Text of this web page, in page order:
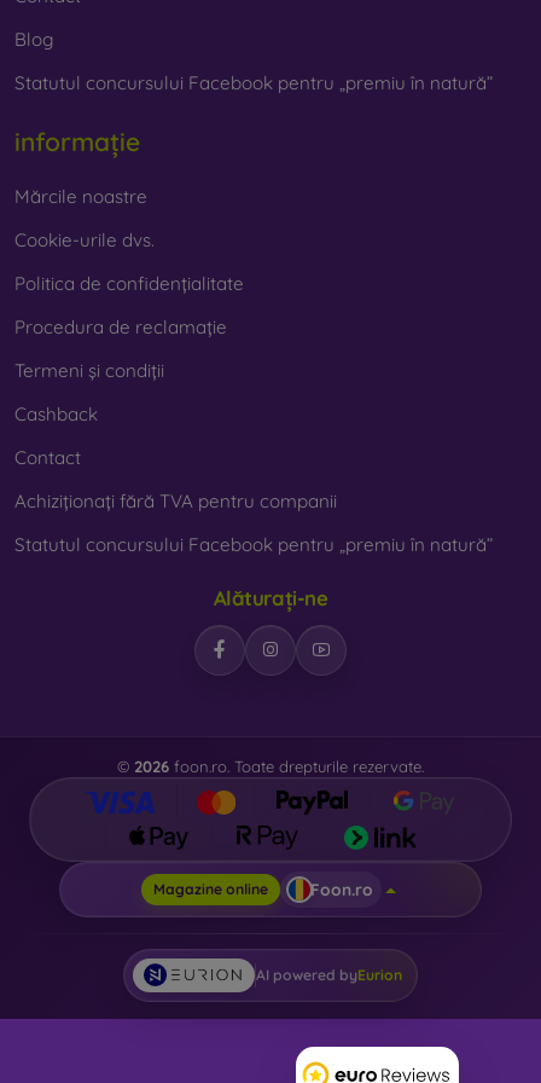
Blog
Statutul concursului Facebook pentru „premiu în natură”
informație
Mărcile noastre
Cookie-urile dvs.
Politica de confidențialitate
Procedura de reclamație
Termeni și condiții
Cashback
Contact
Achiziționați fără TVA pentru companii
Statutul concursului Facebook pentru „premiu în natură”
Alăturați-ne
© 2026 foon.ro. Toate drepturile rezervate.
Magazine online Foon.ro
AI powered byEurion